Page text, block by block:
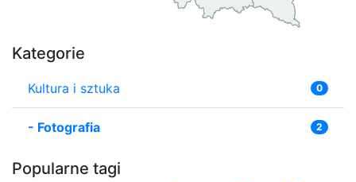
Kategorie
Kultura i sztuka 0
- Fotografia 2
Popularne tagi